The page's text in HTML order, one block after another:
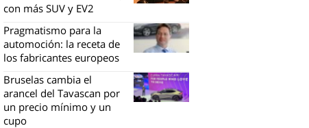
con más SUV y EV2
Pragmatismo para la
automoción: la receta de
los fabricantes europeos
Bruselas cambia el
arancel del Tavascan por
un precio mínimo y un
cupo